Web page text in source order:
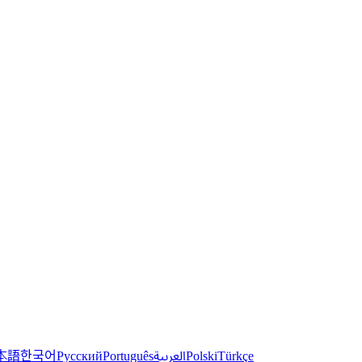
語한국어РусскийPortuguêsالعربيةPolskiTürkçe